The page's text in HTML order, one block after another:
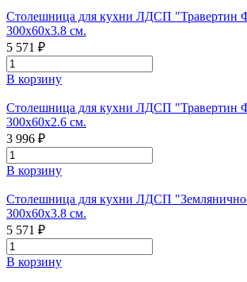
Столешница для кухни ЛДСП "Травертин
300х60х3.8 см.
5 571 ₽
В корзину
Столешница для кухни ЛДСП "Травертин
300х60х2.6 см.
3 996 ₽
В корзину
Столешница для кухни ЛДСП
300x60x3.8 см.
5 571 ₽
В корзину